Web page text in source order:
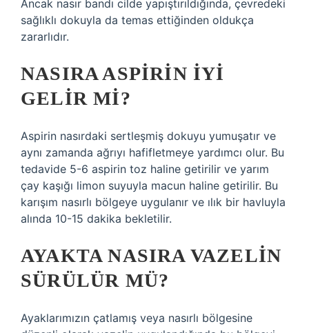
Ancak nasır bandı cilde yapıştırıldığında, çevredeki
sağlıklı dokuyla da temas ettiğinden oldukça
zararlıdır.
NASIRA ASPIRIN IYI
GELIR MI?
Aspirin nasırdaki sertleşmiş dokuyu yumuşatır ve
aynı zamanda ağrıyı hafifletmeye yardımcı olur. Bu
tedavide 5-6 aspirin toz haline getirilir ve yarım
çay kaşığı limon suyuyla macun haline getirilir. Bu
karışım nasırlı bölgeye uygulanır ve ılık bir havluyla
alında 10-15 dakika bekletilir.
AYAKTA NASIRA VAZELIN
SÜRÜLÜR MÜ?
Ayaklarımızın çatlamış veya nasırlı bölgesine